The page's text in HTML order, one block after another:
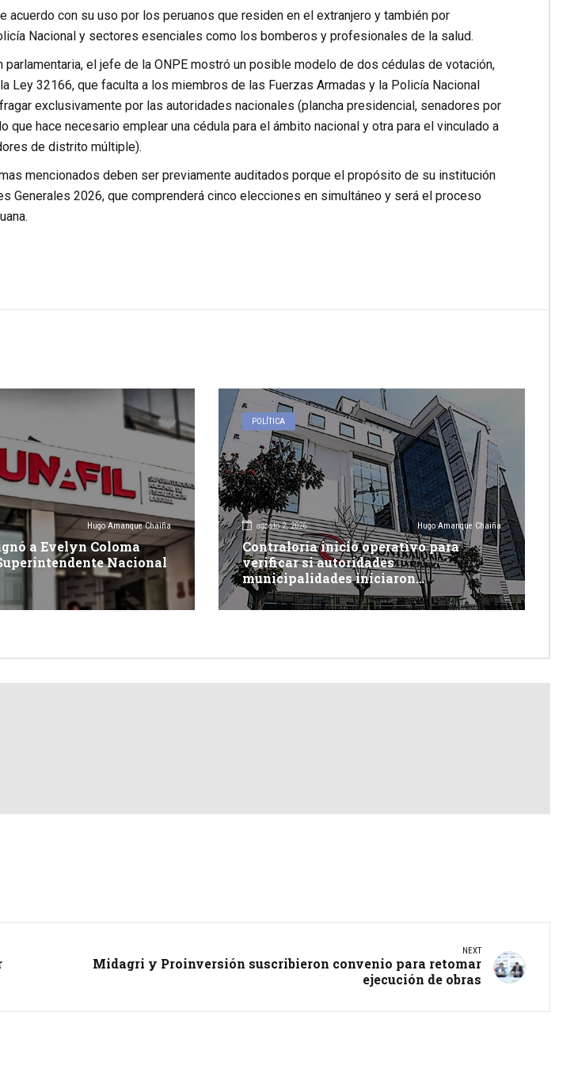
con su uso por los peruanos que residen en el extranjero y también por
Nacional y sectores esenciales como los bomberos y profesionales de la salud.
parlamentaria, el jefe de la ONPE mostró un posible modelo de dos cédulas de votación,
Ley 32166, que faculta a los miembros de las Fuerzas Armadas y la Policía Nacional
exclusivamente por las autoridades nacionales (plancha presidencial, senadores por
que hace necesario emplear una cédula para el ámbito nacional y otra para el vinculado a
de distrito múltiple).
mencionados deben ser previamente auditados porque el propósito de su institución
Generales 2026, que comprenderá cinco elecciones en simultáneo y será el proceso
Hugo Amanque Chaiña
a Evelyn Coloma
Nacional
POLÍTICA
agosto 2, 2026 Hugo Amanque Chaiña
Contraloría inició operativo para
verificar si autoridades
municipalidades iniciaron
descolmatación de quebradas y ríos
ante Fenómeno del Niño
NEXT
Midagri y Proinversión suscribieron convenio para retomar
ejecución de obras